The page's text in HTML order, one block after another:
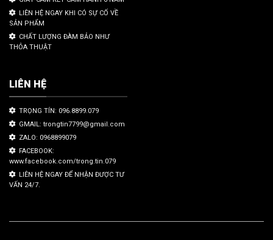
LIÊN HỆ NGAY KHI CÓ SỰ CỐ VỀ
SẢN PHẨM
CHẤT LƯỢNG ĐÀM BẢO NHƯ
THỎA THUẬT
LIÊN HỆ
TRỌNG TÍN: 096.8899.079
GMAIL: trongtin7799@gmail.com
ZALO: 0968899079
FACEBOOK:
www.facebook.com/trong.tin.079
LIÊN HỆ NGAY ĐỂ NHẬN ĐƯỢC TƯ
VẤN 24/7.